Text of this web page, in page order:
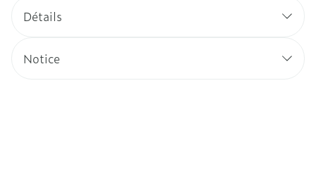
Détails
Notice